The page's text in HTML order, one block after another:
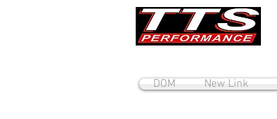
DOM New Link